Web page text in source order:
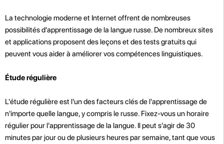
La technologie moderne et Internet offrent de nombreuses
possibilités d'apprentissage de la langue russe. De nombreux sites
et applications proposent des leçons et des tests gratuits qui
peuvent vous aider à améliorer vos compétences linguistiques.
Étude régulière
L'étude régulière est l'un des facteurs clés de l'apprentissage de
n'importe quelle langue, y compris le russe. Fixez-vous un horaire
régulier pour l'apprentissage de la langue. Il peut s'agir de 30
minutes par jour ou de plusieurs heures par semaine, tant que vous